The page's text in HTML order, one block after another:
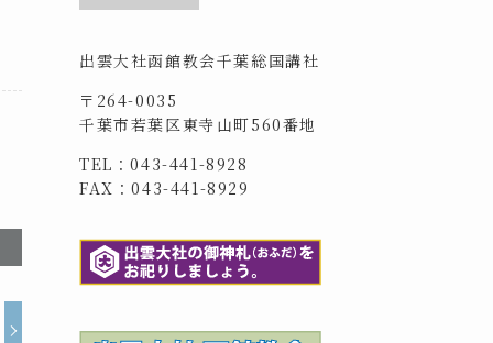
出雲大社函館教会千葉総国講社
〒264-0035
千葉市若葉区東寺山町560番地
TEL：043-441-8928
FAX：043-441-8929